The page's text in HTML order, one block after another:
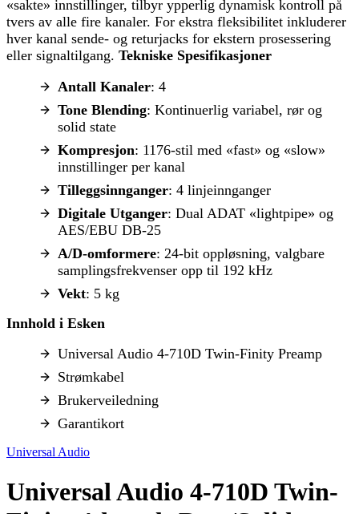
«sakte» innstillinger, tilbyr ypperlig dynamisk kontroll på
tvers av alle fire kanaler. For ekstra fleksibilitet inkluderer
hver kanal sende- og returjacks for ekstern prosessering
eller signaltilgang. Tekniske Spesifikasjoner
Antall Kanaler: 4
Tone Blending: Kontinuerlig variabel, rør og
solid state
Kompresjon: 1176-stil med «fast» og «slow»
innstillinger per kanal
Tilleggsinnganger: 4 linjeinnganger
Digitale Utganger: Dual ADAT «lightpipe» og
AES/EBU DB-25
A/D-omformere: 24-bit oppløsning, valgbare
samplingsfrekvenser opp til 192 kHz
Vekt: 5 kg
Innhold i Esken
Universal Audio 4-710D Twin-Finity Preamp
Strømkabel
Brukerveiledning
Garantikort
Universal Audio
Universal Audio 4-710D Twin-